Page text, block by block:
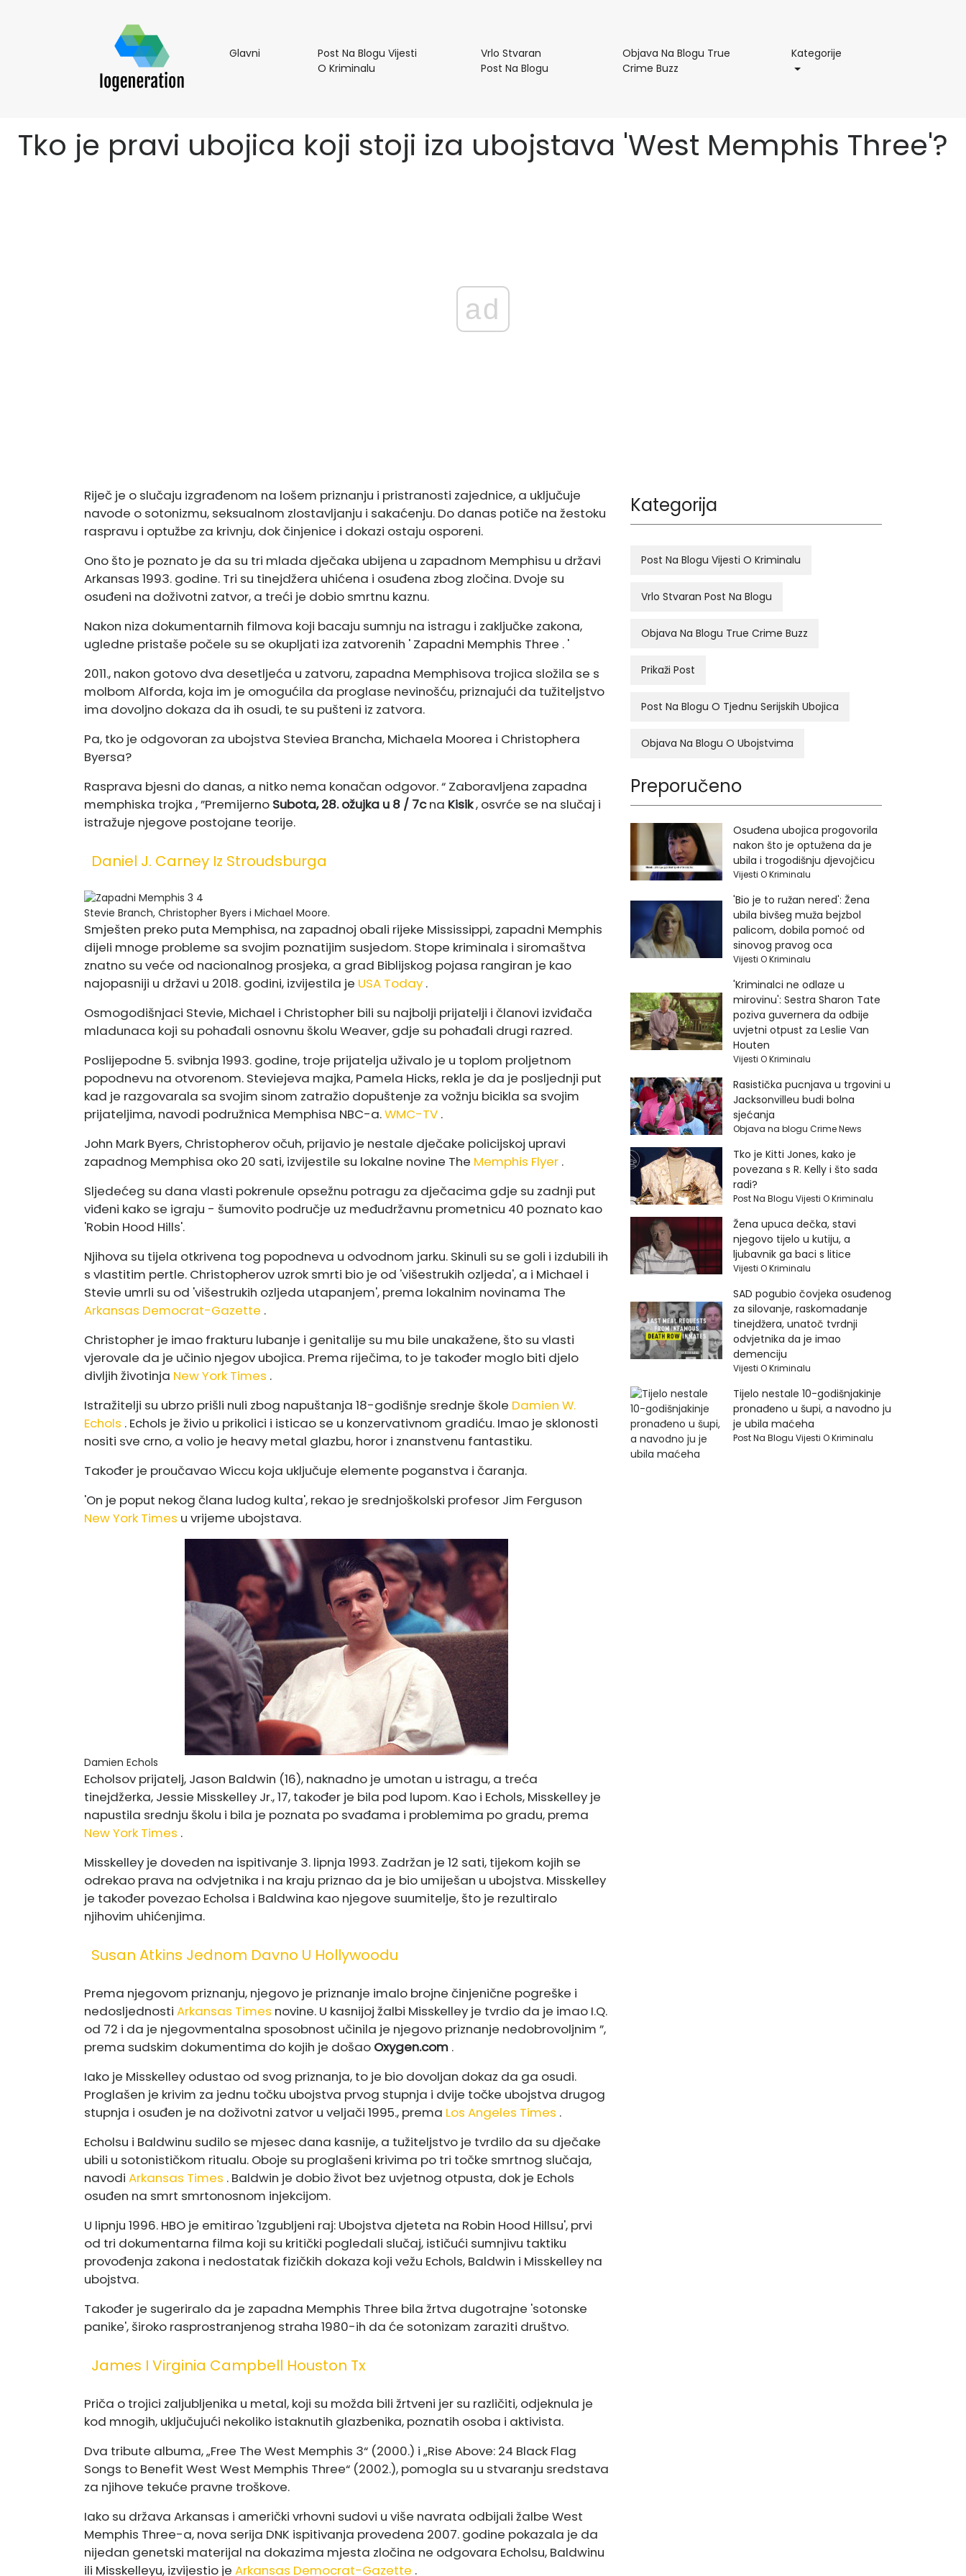
GlavniGlavni
Post Na Blogu Vijesti
O KriminaluPost
Kriminalu
Vrlo Stvaran
Post Na Blogu
Objava Na Blogu True
Crime Buzz
Buzz
Kategorije
Tko je pravi ubojica koji stoji iza ubojstava 'West Memphis Three'?
ad
Riječ je o slučaju izgrađenom na lošem priznanju i pristranosti zajednice, a uključuje
navode o sotonizmu, seksualnom zlostavljanju i sakaćenju. Do danas potiče na žestoku
raspravu i optužbe za krivnju, dok činjenice i dokazi ostaju osporeni.
Ono što je poznato je da su tri mlada dječaka ubijena u zapadnom Memphisu u državi
Arkansas 1993. godine. Tri su tinejdžera uhićena i osuđena zbog zločina. Dvoje su
osuđeni na doživotni zatvor, a treći je dobio smrtnu kaznu.
Nakon niza dokumentarnih filmova koji bacaju sumnju na istragu i zaključke zakona,
ugledne pristaše počele su se okupljati iza zatvorenih ' Zapadni Memphis Three . '
2011., nakon gotovo dva desetljeća u zatvoru, zapadna Memphisova trojica složila se s
molbom Alforda, koja im je omogućila da proglase nevinošću, priznajući da tužiteljstvo
ima dovoljno dokaza da ih osudi, te su pušteni iz zatvora.
Pa, tko je odgovoran za ubojstva Steviea Brancha, Michaela Moorea i Christophera
Byersa?
Rasprava bjesni do danas, a nitko nema konačan odgovor. “ Zaboravljena zapadna
memphiska trojka , ”Premijerno Subota, 28. ožujka u 8 / 7cna Kisik, osvrće se na slučaj i
istražuje njegove postojane teorije.
Daniel J. Carney Iz Stroudsburga
Stevie Branch, Christopher Byers i Michael Moore.
Smješten preko puta Memphisa, na zapadnoj obali rijeke Mississippi, zapadni Memphis
dijeli mnoge probleme sa svojim poznatijim susjedom. Stope kriminala i siromaštva
znatno su veće od nacionalnog prosjeka, a grad Biblijskog pojasa rangiran je kao
najopasniji u državi u 2018. godini, izvijestila je USA Today .
Osmogodišnjaci Stevie, Michael i Christopher bili su najbolji prijatelji i članovi izviđača
mladunaca koji su pohađali osnovnu školu Weaver, gdje su pohađali drugi razred.
Poslijepodne 5. svibnja 1993. godine, troje prijatelja uživalo je u toplom proljetnom
popodnevu na otvorenom. Steviejeva majka, Pamela Hicks, rekla je da je posljednji put
kad je razgovarala sa svojim sinom zatražio dopuštenje za vožnju bicikla sa svojim
prijateljima, navodi podružnica Memphisa NBC-a.WMC-TV .
John Mark Byers, Christopherov očuh, prijavio je nestale dječake policijskoj upravi
zapadnog Memphisa oko 20 sati, izvijestile su lokalne novine The Memphis Flyer .
Sljedećeg su dana vlasti pokrenule opsežnu potragu za dječacima gdje su zadnji put
viđeni kako se igraju - šumovito područje uz međudržavnu prometnicu 40 poznato kao
'Robin Hood Hills'.
Njihova su tijela otkrivena tog popodneva u odvodnom jarku. Skinuli su se goli i izdubili ih
s vlastitim pertle. Christopherov uzrok smrti bio je od 'višestrukih ozljeda', a i Michael i
Stevie umrli su od 'višestrukih ozljeda utapanjem', prema lokalnim novinama The
Arkansas Democrat-Gazette .
Christopher je imao frakturu lubanje i genitalije su mu bile unakažene, što su vlasti
vjerovale da je učinio njegov ubojica. Prema riječima, to je također moglo biti djelo
divljih životinja New York Times .
Istražitelji su ubrzo prišli nuli zbog napuštanja 18-godišnje srednje škole Damien W.
Echols . Echols je živio u prikolici i isticao se u konzervativnom gradiću. Imao je sklonosti
nositi sve crno, a volio je heavy metal glazbu, horor i znanstvenu fantastiku.
Također je proučavao Wiccu koja uključuje elemente poganstva i čaranja.
'On je poput nekog člana ludog kulta', rekao je srednjoškolski profesor Jim Ferguson
New York Times u vrijeme ubojstava.
Damien Echols
Echolsov prijatelj, Jason Baldwin (16), naknadno je umotan u istragu, a treća
tinejdžerka, Jessie Misskelley Jr., 17, također je bila pod lupom. Kao i Echols, Misskelley je
napustila srednju školu i bila je poznata po svađama i problemima po gradu, prema
New York Times .
Misskelley je doveden na ispitivanje 3. lipnja 1993. Zadržan je 12 sati, tijekom kojih se
odrekao prava na odvjetnika i na kraju priznao da je bio umiješan u ubojstva. Misskelley
je također povezao Echolsa i Baldwina kao njegove suumitelje, što je rezultiralo
njihovim uhićenjima.
Susan Atkins Jednom Davno U Hollywoodu
Prema njegovom priznanju, njegovo je priznanje imalo brojne činjenične pogreške i
nedosljednosti Arkansas Times novine. U kasnijoj žalbi Misskelley je tvrdio da je imao I.Q.
od 72 i da je njegovmentalna sposobnost učinila je njegovo priznanje nedobrovoljnim ”,
prema sudskim dokumentima do kojih je došao Oxygen.com .
Iako je Misskelley odustao od svog priznanja, to je bio dovoljan dokaz da ga osudi.
Proglašen je krivim za jednu točku ubojstva prvog stupnja i dvije točke ubojstva drugog
stupnja i osuđen je na doživotni zatvor u veljači 1995., prema Los Angeles Times .
Echolsu i Baldwinu sudilo se mjesec dana kasnije, a tužiteljstvo je tvrdilo da su dječake
ubili u sotonističkom ritualu. Oboje su proglašeni krivima po tri točke smrtnog slučaja,
navodi Arkansas Times . Baldwin je dobio život bez uvjetnog otpusta, dok je Echols
osuđen na smrt smrtonosnom injekcijom.
U lipnju 1996. HBO je emitirao 'Izgubljeni raj: Ubojstva djeteta na Robin Hood Hillsu', prvi
od tri dokumentarna filma koji su kritički pogledali slučaj, ističući sumnjivu taktiku
provođenja zakona i nedostatak fizičkih dokaza koji vežu Echols, Baldwin i Misskelley na
ubojstva.
Također je sugeriralo da je zapadna Memphis Three bila žrtva dugotrajne 'sotonske
panike', široko rasprostranjenog straha 1980-ih da će sotonizam zaraziti društvo.
James I Virginia Campbell Houston Tx
Priča o trojici zaljubljenika u metal, koji su možda bili žrtveni jer su različiti, odjeknula je
kod mnogih, uključujući nekoliko istaknutih glazbenika, poznatih osoba i aktivista.
Dva tribute albuma, „Free The West Memphis 3“ (2000.) i „Rise Above: 24 Black Flag
Songs to Benefit West West Memphis Three“ (2002.), pomogla su u stvaranju sredstava
za njihove tekuće pravne troškove.
Iako su država Arkansas i američki vrhovni sudovi u više navrata odbijali žalbe West
Memphis Three-a, nova serija DNK ispitivanja provedena 2007. godine pokazala je da
nijedan genetski materijal na dokazima mjesta zločina ne odgovara Echolsu, Baldwinu
ili Misskelleyu, izvijestio je Arkansas Democrat-Gazette .
Kategorija
Post Na Blogu Vijesti O Kriminalu
Vrlo Stvaran Post Na Blogu
Objava Na Blogu True Crime Buzz
Prikaži Post
Post Na Blogu O Tjednu Serijskih Ubojica
Objava Na Blogu O Ubojstvima
Preporučeno
Osuđena ubojica progovorila
nakon što je optužena da je
ubila i trogodišnju djevojčicu
Vijesti O Kriminalu
'Bio je to ružan nered': Žena
ubila bivšeg muža bejzbol
palicom, dobila pomoć od
sinovog pravog oca
Vijesti O Kriminalu
'Kriminalci ne odlaze u
mirovinu': Sestra Sharon Tate
poziva guvernera da odbije
uvjetni otpust za Leslie Van
Houten
Vijesti O Kriminalu
Rasistička pucnjava u trgovini u
Jacksonvilleu budi bolna
sjećanja
Objava na blogu Crime News
Tko je Kitti Jones, kako je
povezana s R. Kelly i što sada
radi?
Post Na Blogu Vijesti O Kriminalu
Žena upuca dečka, stavi
njegovo tijelo u kutiju, a
ljubavnik ga baci s litice
Vijesti O Kriminalu
SAD pogubio čovjeka osuđenog
za silovanje, raskomadanje
tinejdžera, unatoč tvrdnji
odvjetnika da je imao
demenciju
Vijesti O Kriminalu
Tijelo nestale 10-godišnjakinje
pronađeno u šupi, a navodno ju
je ubila maćeha
Post Na Blogu Vijesti O Kriminalu